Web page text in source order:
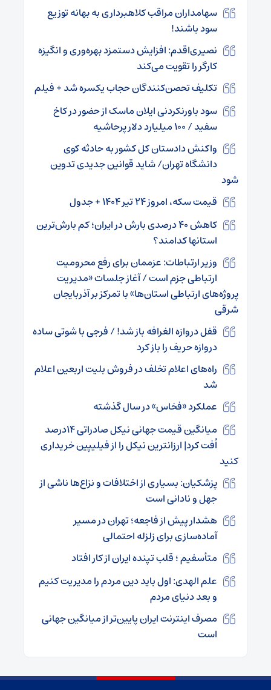
سهامداران مراقب کلاهبرداری به بهانه توزیع
سود باشند!
نصیری‌اقدم: افزایش دستمزد بهره‌وری و انگیزه
کارگر را تقویت می‌کند
تکلیف تحصن‌کنندگان حجاب یکسره شد + فیلم
سود باورنکردنی ایلان ماسک از حضور در کاخ
سفید / ۱۰۰ میلیارد دلار پرحاشیه
واکنش دادستان کل کشور به حادثه کوی
دانشگاه تهران/ شاید قوانین جدیدی تدوین
شود
قیمت سکه، امروز ۲۴ تیر ۱۴۰۴ + جدول
کاهش ۴۰ درصدی بارش در ایران؛ کم بارش‌ترین
استانها کدامند؟
وزیر ارتباطات: عزممان برای رفع محرومیت
ارتباطی جزم است / آغاز جلسات «مدیریت
پروژه‌های ارتباطی استان‌ها» با تمرکز بر آذربایجان
شرقی
قفل دروازه الغرافه باز شد! / فرجی با شوتی ساده
دروازه حریف را باز کرد
راه‌های اعلام تخلف در فروش بلیت اربعین اعلام
شد
عملکرد «فخاس» در سال گذشته
میانگین قیمت جهانی نیکل صادراتی ۱۴درصد
اُفت کرد| ارزانترین نیکل را از فیلیپین خریداری
کنید
پزشکیان: بسیاری از اختلافات و نزاع‌ها ناشی از
جهل و نادانی است
هشدار پیش از فاجعه؛ تهران در مسیر
آماده‌سازی برای زلزله احتمالی
متأسفیم ؛ قلب تپنده ایران از کار افتاد
علم الهدی: اول باید دین مردم را مدیریت کنیم
و بعد دنیای مردم
مصرف اینترنت ایران پایین‌تر از میانگین جهانی
است